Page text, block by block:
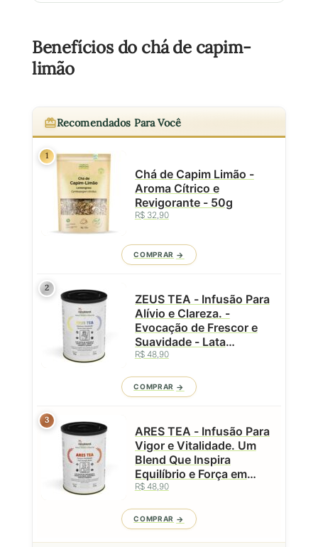
Benefícios do chá de capim-
limão
Recomendados Para Você
1
Chá de Capim Limão -
Aroma Cítrico e
Revigorante - 50g
R$ 32,90
COMPRAR
2
ZEUS TEA - Infusão Para
Alívio e Clareza. -
Evocação de Frescor e
Suavidade - Lata
Premium - 50g
R$ 48,90
COMPRAR
3
ARES TEA - Infusão Para
Vigor e Vitalidade. Um
Blend Que Inspira
Equilíbrio e Força em
R$ 48,90
COMPRAR